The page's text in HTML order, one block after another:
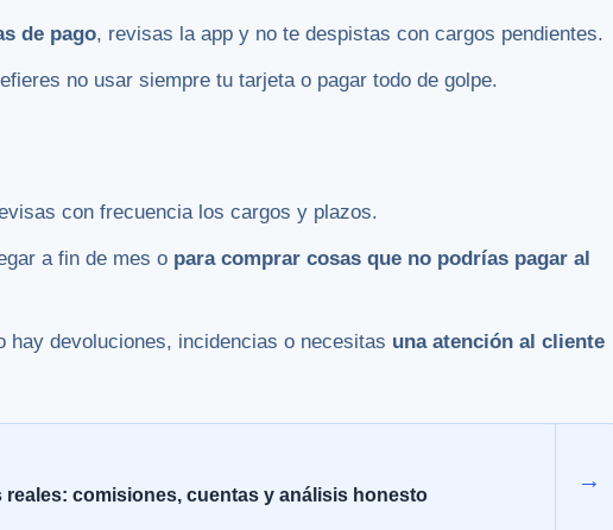
de pago, revisas la app y no te despistas con cargos pendientes.
no usar siempre tu tarjeta o pagar todo de golpe.
con frecuencia los cargos y plazos.
a fin de mes o para comprar cosas que no podrías pagar al
hay devoluciones, incidencias o necesitas una atención al cliente
comisiones, cuentas y análisis honesto
→